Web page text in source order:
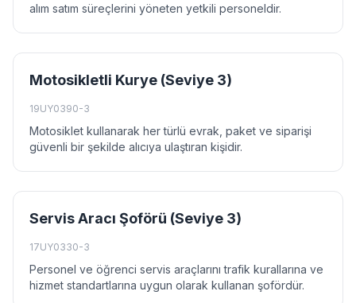
alım satım süreçlerini yöneten yetkili personeldir.
Motosikletli Kurye (Seviye 3)
19UY0390-3
Motosiklet kullanarak her türlü evrak, paket ve siparişi
güvenli bir şekilde alıcıya ulaştıran kişidir.
Servis Aracı Şoförü (Seviye 3)
17UY0330-3
Personel ve öğrenci servis araçlarını trafik kurallarına ve
hizmet standartlarına uygun olarak kullanan şofördür.